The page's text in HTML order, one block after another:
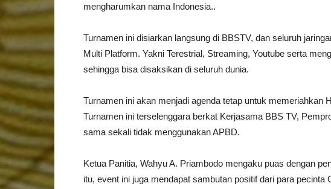
mengharumkan nama Indonesia..
Turnamen ini disiarkan langsung di BBSTV, dan seluruh
Multi Platform. Yakni Terestrial, Streaming, Youtube serta
sehingga bisa disaksikan di seluruh dunia.
Turnamen ini akan menjadi agenda tetap untuk memeriahkan
Turnamen ini terselenggara berkat Kerjasama BBS TV,
sama sekali tidak menggunakan APBD.
Ketua Panitia, Wahyu A. Priambodo mengaku puas dengan
itu, event ini juga mendapat sambutan positif dari para pecinta